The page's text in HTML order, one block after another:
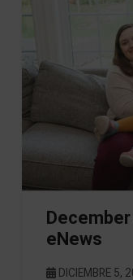
eNews
DICIEMBRE 5,